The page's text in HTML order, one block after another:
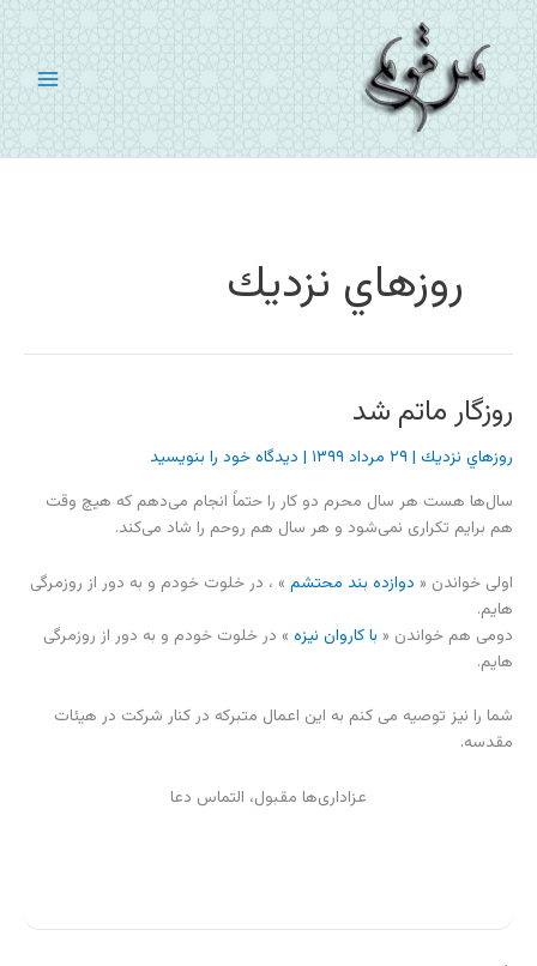
پرش
به
محتوا
روزهاي نزديك
روزگار ماتم شد
روزهاي نزديك | ۲۹ مرداد ۱۳۹۹ | دیدگاه‌ خود را بنویسید
سال‌ها هست هر سال محرم دو کار را حتماً انجام می‌دهم که هیچ وقت
هم برایم تکراری نمی‌شود و هر سال هم روحم را شاد می‌کند.
اولی خواندن « دوازده بند محتشم » ، در خلوت خودم و به دور از روزمرگی
هایم.
دومی هم خواندن « با کاروان نیزه » در خلوت خودم و به دور از روزمرگی
هایم.
شما را نیز توصیه می کنم به این اعمال متبرکه در کنار شرکت در هیئات
مقدسه.
عزاداری‌ها مقبول، التماس دعا